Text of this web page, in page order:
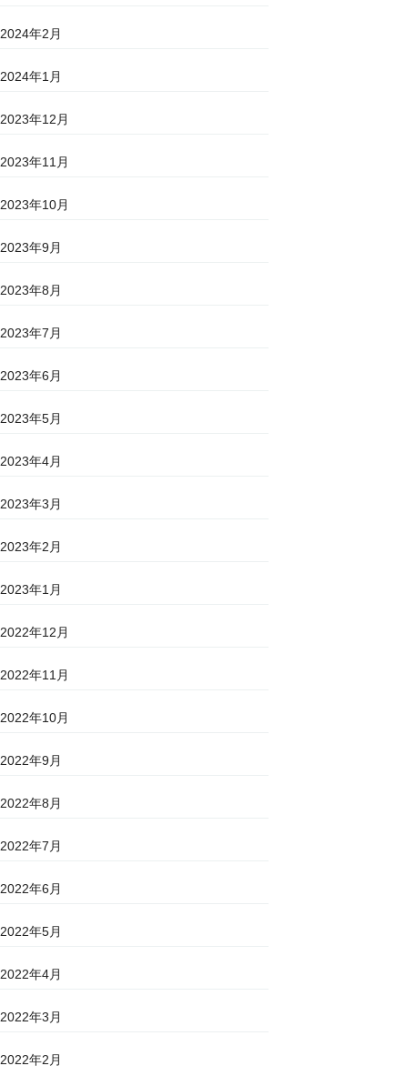
2024年2月
2024年1月
2023年12月
2023年11月
2023年10月
2023年9月
2023年8月
2023年7月
2023年6月
2023年5月
2023年4月
2023年3月
2023年2月
2023年1月
2022年12月
2022年11月
2022年10月
2022年9月
2022年8月
2022年7月
2022年6月
2022年5月
2022年4月
2022年3月
2022年2月